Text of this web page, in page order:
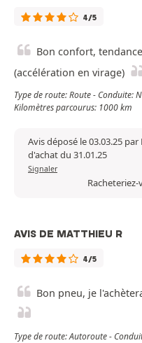
4/5
Bon confort,
(accélération en virage)
Type de route: Route - Conduite:
Kilomètres parcourus: 1000 km
Avis déposé le 03.03.25
d'achat du 31.01.25
Signaler
Racheteriez-
AVIS DE MATTHIEU R
4/5
Bon pneu, je
Type de route: Autoroute -